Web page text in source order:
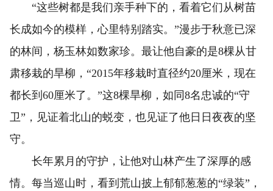
“这些树都是我们亲手种下的，看着它们从树苗
长成如今的模样，心里特别踏实。”漫步于秋意已深
的林间，杨玉林如数家珍。最让他自豪的是8棵从甘
肃移栽的旱柳，“2015年移栽时直径约20厘米，现在
都长到60厘米了。”这8棵旱柳，如同8名忠诚的“守
卫”，见证着北山的蜕变，也见证了他日日夜夜的坚
守。
长年累月的守护，让他对山林产生了深厚的感
情。每当巡山时，看到荒山披上郁郁葱葱的“绿装”，